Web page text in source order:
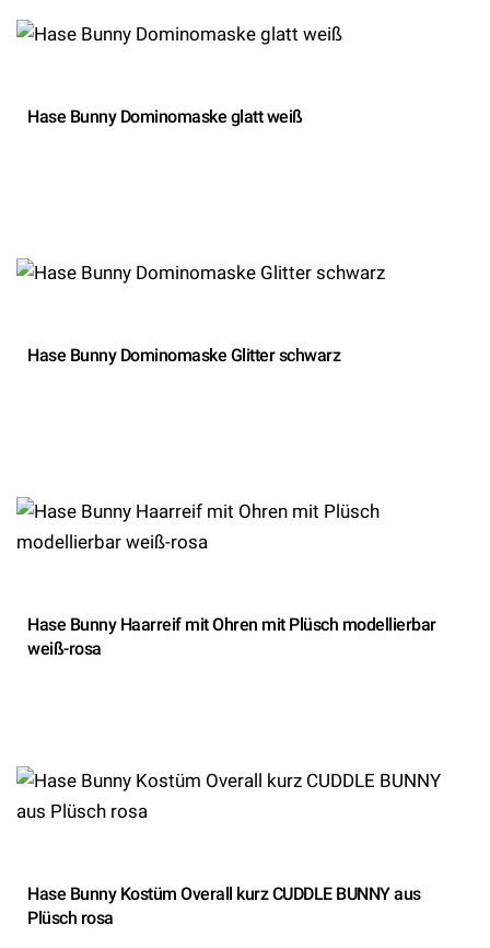
Hase Bunny Dominomaske glatt weiß
Hase Bunny Dominomaske Glitter schwarz
Hase Bunny Haarreif mit Ohren mit Plüsch modellierbar
weiß-rosa
Hase Bunny Kostüm Overall kurz CUDDLE BUNNY aus
Plüsch rosa